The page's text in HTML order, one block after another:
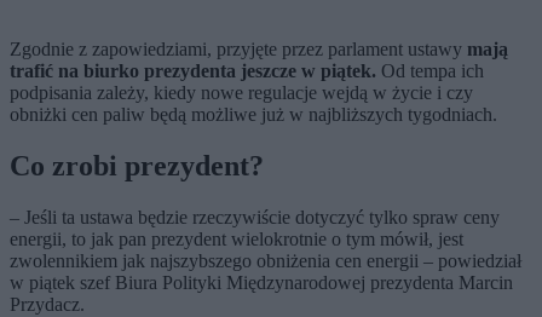
Zgodnie z zapowiedziami, przyjęte przez parlament ustawy mają
trafić na biurko prezydenta jeszcze w piątek. Od tempa ich
podpisania zależy, kiedy nowe regulacje wejdą w życie i czy
obniżki cen paliw będą możliwe już w najbliższych tygodniach.
Co zrobi prezydent?
– Jeśli ta ustawa będzie rzeczywiście dotyczyć tylko spraw ceny
energii, to jak pan prezydent wielokrotnie o tym mówił, jest
zwolennikiem jak najszybszego obniżenia cen energii – powiedział
w piątek szef Biura Polityki Międzynarodowej prezydenta Marcin
Przydacz.